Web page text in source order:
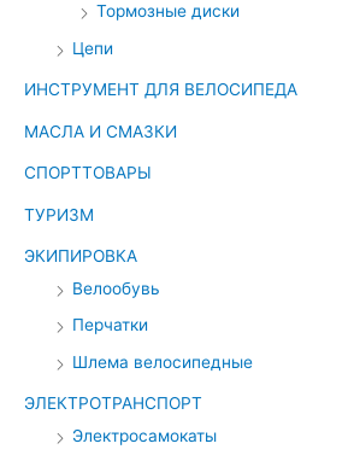
Тормозные диски
Цепи
ИНСТРУМЕНТ ДЛЯ ВЕЛОСИПЕДА
МАСЛА И СМАЗКИ
СПОРТТОВАРЫ
ТУРИЗМ
ЭКИПИРОВКА
Велообувь
Перчатки
Шлема велосипедные
ЭЛЕКТРОТРАНСПОРТ
Электросамокаты